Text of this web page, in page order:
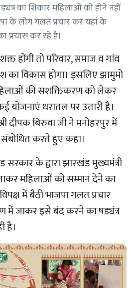
का शिकार महिलाओं को होने नहीं
के लोग गलत प्रचार कर यहां के
प्रयास कर रहे हैं।
होंगी तो परिवार, समाज व गांव
का विकास होगा। इसलिए झामुमो
की सशक्तिकरण को लेकर
धरातल पर उतारी है।
दीपक बिरुवा जी ने मनोहरपुर में
संबोधित करते हुए कहा।
के द्वारा झारखंड मुख्यमंत्री
महिलाओं को सम्मान देने का
में बैठी भाजपा गलत प्रचार
में जाकर इसे बंद करने का षड्यंत्र
है।